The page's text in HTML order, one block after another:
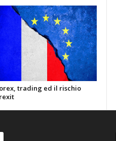
trading ed il rischio